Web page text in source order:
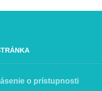
o prístupnosti